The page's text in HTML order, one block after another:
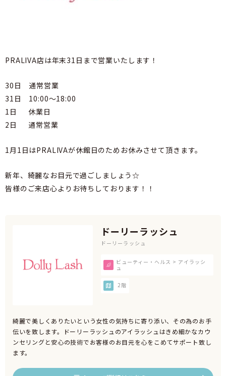
PRALIVA店は年末31日まで営業いたします！
30日 通常営業
31日 10:00～18:00
1日 休業日
2日 通常営業
1月1日はPRALIVAが休館日のためお休みさせて頂きます。
新年、綺麗なお目元で過ごしましょう☆
皆様のご来店心よりお待ちしております！！
ドーリーラッシュ
ドーリーラッシュ
ビューティー・ヘルス > アイラッシ
ュ
2階
綺麗で美しくありたいという女性の気持ちに寄り添い、その為のお手
伝いを致します。ドーリーラッシュのアイラッシュはきめ細かなカウ
ンセリングと安心の技術でお客様のお目元を心をこめてサポート致し
ます。